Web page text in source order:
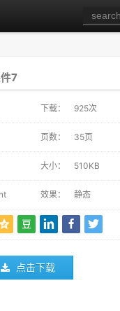
7
下载： 925次
页数： 35页
大小： 510KB
效果： 静态
点击下载